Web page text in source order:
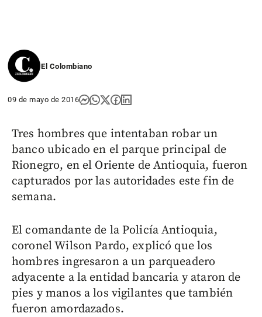
El Colombiano
09 de mayo de 2016
Tres hombres que intentaban robar un
banco ubicado en el parque principal de
Rionegro, en el Oriente de Antioquia, fueron
capturados por las autoridades este fin de
semana.
El comandante de la Policía Antioquia,
coronel Wilson Pardo, explicó que los
hombres ingresaron a un parqueadero
adyacente a la entidad bancaria y ataron de
pies y manos a los vigilantes que también
fueron amordazados.